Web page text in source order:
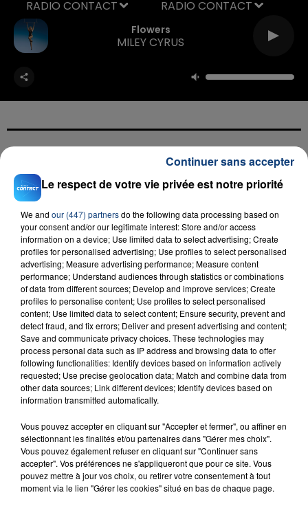
Flowers
MILEY CYRUS
RADIO CONTACT
23 juillet 2026
INCENDIE MORTEL À LENS : UNE FEMME ET
SON BÉBÉ ENTRE LA VIE ET LA...
Un homme s'est immolé par le feu après avoir
aspergé sa compagne et leur bébé de trois mois
d'un liquide inflammable.
20 juillet 2026
UNE ADOLESCENTE DEVANT SE FAIRE
Le respect de votre vie privée est notre priorité
We and our (447) partnersdo the following data processing based on
your consent and/or our legitimate interest: Store and/or access
information on a device; Use limited data to select advertising; Create
profiles for personalised advertising; Use profiles to select personalised
advertising; Measure advertising performance; Measure content
performance; Understand audiences through statistics or combinations
of data from different sources; Develop and improve services; Create
profiles to personalise content; Use profiles to select personalised
content; Use limited data to select content; Ensure security, prevent and
detect fraud, and fix errors; Deliver and present advertising and content;
Save and communicate privacy choices. These technologies may
process personal data such as IP address and browsing data to offer
following functionalities: Identify devices based on information actively
requested; Use precise geolocation data; Match and combine data from
other data sources; Link different devices; Identify devices based on
information transmitted automatically.
Vous pouvez accepter en cliquant sur "Accepter et fermer", ou affiner en
sélectionnant les finalités et/ou partenaires dans "Gérer mes choix".
Vous pouvez également refuser en cliquant sur "Continuer sans
accepter". Vos préférences ne s'appliqueront que pour ce site. Vous
pouvez mettre à jour vos choix, ou retirer votre consentement à tout
moment via le lien "Gérer les cookies" situé en bas de chaque page.
Continuer sans accepter